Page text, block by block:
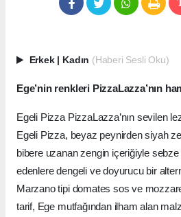
Erkek | Kadın (Haberi Sesli Oku)
Ege’nin renkleri PizzaLazza’nın
Egeli Pizza PizzaLazza’nın sevilen
Egeli Pizza, beyaz peynirden siyah
bibere uzanan zengin içeriğiyle sebze
edenlere dengeli ve doyurucu bir
Marzano tipi domates sos ve
tarif, Ege mutfağından ilham alan